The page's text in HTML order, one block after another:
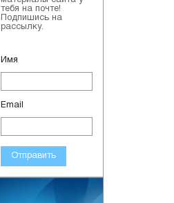
тебя на почте!
Подпишись на
рассылку.
Имя
Email
Отправить